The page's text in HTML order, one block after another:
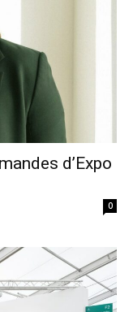
d’Expo
0